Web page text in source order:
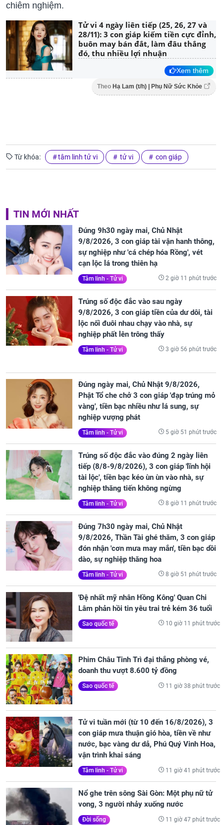
chiêm nghiệm.
Tử vi 4 ngày liên tiếp (25, 26, 27 và
28/11): 3 con giáp kiếm tiền cực đỉnh,
buôn may bán đắt, làm đâu thắng
đó, thu nhiều lợi nhuận
Xem thêm
Theo Hạ Lam (t/h) | Phụ Nữ Sức Khỏe
Từ khóa: tâm linh tử vi tử vi con giáp
TIN MỚI NHẤT
Đúng 9h30 ngày mai, Chủ Nhật
9/8/2026, 3 con giáp tài vận hanh thông,
sự nghiệp như 'cá chép hóa Rồng', vét
cạn lộc lá trong thiên hạ
Tâm linh - Tử vi 2 giờ 11 phút trước
Trúng số độc đắc vào sau ngày
9/8/2026, 3 con giáp tiền của dư dôi, tài
lộc nối đuôi nhau chạy vào nhà, sự
nghiệp phất lên trông thấy
Tâm linh - Tử vi 3 giờ 56 phút trước
Đúng ngày mai, Chủ Nhật 9/8/2026,
Phật Tổ che chở 3 con giáp 'đạp trúng mỏ
vàng', tiền bạc nhiều như lá sung, sự
nghiệp vượng phát
Tâm linh - Tử vi 5 giờ 51 phút trước
Trúng số độc đắc vào đúng 2 ngày liên
tiếp (8/8-9/8/2026), 3 con giáp 'lĩnh hội
tài lộc', tiền bạc kéo ùn ùn vào nhà, sự
nghiệp thăng tiến không ngừng
Tâm linh - Tử vi 8 giờ 11 phút trước
Đúng 7h30 ngày mai, Chủ Nhật
9/8/2026, Thần Tài ghé thăm, 3 con giáp
đón nhận 'cơn mưa may mắn', tiền bạc dồi
dào, sự nghiệp thăng hoa
Tâm linh - Tử vi 8 giờ 51 phút trước
'Đệ nhất mỹ nhân Hồng Kông' Quan Chi
Lâm phản hồi tin yêu trai trẻ kém 36 tuổi
Sao quốc tế 10 giờ 11 phút trước
Phim Châu Tinh Trì đại thắng phòng vé,
doanh thu vượt 8.600 tỷ đồng
Sao quốc tế 11 giờ 38 phút trước
Tử vi tuần mới (từ 10 đến 16/8/2026), 3
con giáp mưa thuận gió hòa, tiền về như
nước, bạc vàng dư dả, Phú Quý Vinh Hoa,
vận trình khai sáng
Tâm linh - Tử vi 11 giờ 41 phút trước
Nổ ghe trên sông Sài Gòn: Một phụ nữ tử
vong, 3 người nhảy xuống nước
Đời sống 11 giờ 47 phút trước